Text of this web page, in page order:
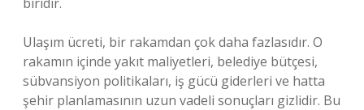
Ulaşım ücreti, bir rakamdan çok daha fazlasıdır. O
rakamın içinde yakıt maliyetleri, belediye bütçesi,
sübvansiyon politikaları, iş gücü giderleri ve hatta
şehir planlamasının uzun vadeli sonuçları gizlidir. Bu